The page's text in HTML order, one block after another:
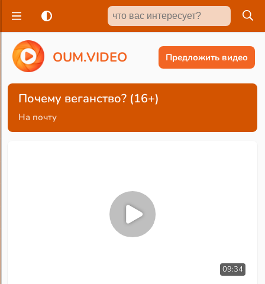
OUM.VIDEO Предложить видео
Почему веганство? (16+)
На почту
09:34